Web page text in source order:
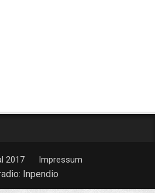
2017 Impressum
Inpendio